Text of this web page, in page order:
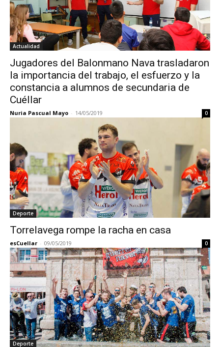
Actualidad
Jugadores del Balonmano Nava trasladaron
la importancia del trabajo, el esfuerzo y la
constancia a alumnos de secundaria de
Cuéllar
Nuria Pascual Mayo - 14/05/2019 0
Deporte
Torrelavega rompe la racha en casa
esCuellar - 09/05/2019 0
Deporte